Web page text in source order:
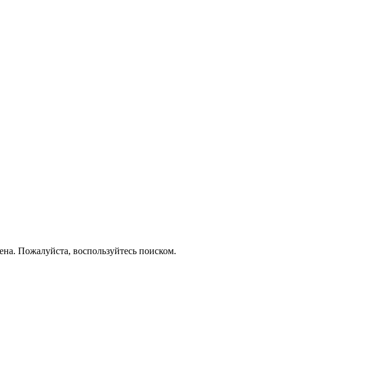
Пожалуйста, воспользуйтесь поиском.